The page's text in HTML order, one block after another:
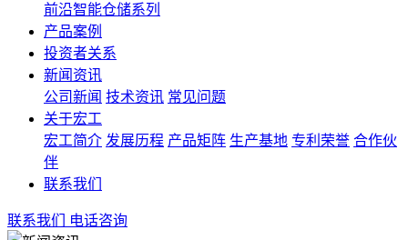
前沿智能仓储系列
产品案例
投资者关系
新闻资讯
公司新闻 技术资讯 常见问题
关于宏工
宏工简介 发展历程 产品矩阵 生产基地 专利荣誉 合作伙
伴
联系我们
联系我们 电话咨询